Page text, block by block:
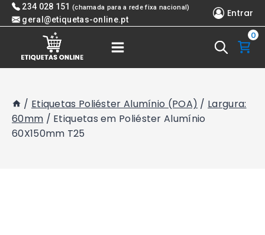
Skip 234 028 151 (chamada para a rede fixa nacional)
geral@etiquetas-online.pt
Entrar
0
/ Etiquetas Poliéster Alumínio (POA) / Largura:
60mm / Etiquetas em Poliéster Alumínio
60X150mm T25